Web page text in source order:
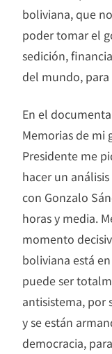
boliviana, que
poder tomar el
sedición,
del mundo, para
En el
Memorias de mi
Presidente me
hacer un
con Gonzalo
horas y media.
momento
boliviana está
puede ser
antisistema, por
y se están
democracia,